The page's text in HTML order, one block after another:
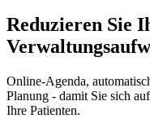
Reduzieren Sie
Online-Agenda,
Planung - damit Sie sich
Ihre Patienten.